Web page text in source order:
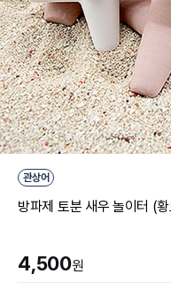
관상어
방파제 토분 새우 놀이터 (
4,500원